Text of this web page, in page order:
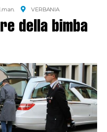
VERBANIA
della bimba